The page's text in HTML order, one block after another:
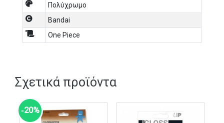
Πολύχρωμο
Bandai
One Piece
Σχετικά προϊόντα
‑20%